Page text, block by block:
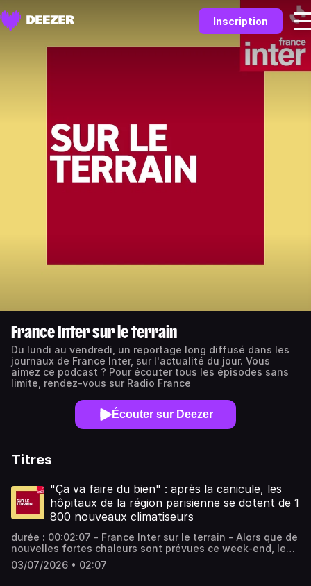
Inscription
France Inter sur le terrain
Du lundi au vendredi, un reportage long diffusé dans les
journaux de France Inter, sur l'actualité du jour. Vous
aimez ce podcast ? Pour écouter tous les épisodes sans
limite, rendez-vous sur Radio France
Écouter sur Deezer
Titres
"Ça va faire du bien" : après la canicule, les
hôpitaux de la région parisienne se dotent de 1
800 nouveaux climatiseurs
durée : 00:02:07 - France Inter sur le terrain - Alors que de
nouvelles fortes chaleurs sont prévues ce week-end, les
hôpitaux parisiens se dotent de nouveaux climatiseurs.
L'APHP en attend 1 800 d'ici la semaine prochaine, et
03/07/2026 • 02:07